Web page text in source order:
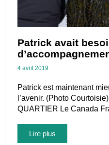
Patrick avait
4 avril 2019
Patrick est maintenant
l’avenir. (Photo
QUARTIER Le Canada
Lire plus